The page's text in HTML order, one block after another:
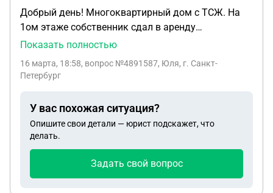
Добрый день! Многоквартирный дом с ТСЖ. На
1ом этаже собственник сдал в аренду
коммерческое помещение агентству
дома огромную вывеску со своим логотипом и
с ТСЖ. Законно ли это? Имеет ли право ТСЖ
предложить агентству договор со взиманием
Показать полностью
16 марта, 18:58, вопрос №4891587, Юля, г. Санкт-
Петербург
У вас похожая ситуация?
Опишите свои детали — юрист подскажет, что
делать.
Задать свой вопрос